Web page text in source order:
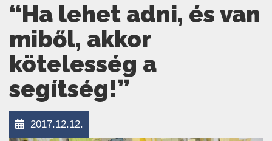
“Ha lehet adni, és van
miből, akkor
kötelesség a
segítség!”
2017.12.12.